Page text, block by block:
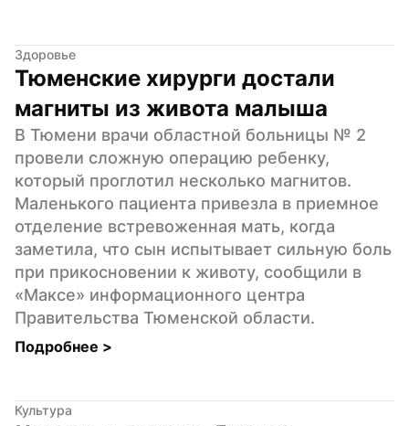
Здоровье
Тюменские хирурги достали
магниты из живота малыша
В Тюмени врачи областной больницы № 2
провели сложную операцию ребенку,
который проглотил несколько магнитов.
Маленького пациента привезла в приемное
отделение встревоженная мать, когда
заметила, что сын испытывает сильную боль
при прикосновении к животу, сообщили в
«Максе» информационного центра
Правительства Тюменской области.
Подробнее >
Культура